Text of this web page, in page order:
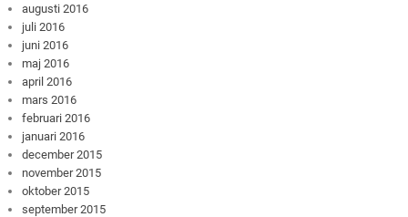
augusti 2016
juli 2016
juni 2016
maj 2016
april 2016
mars 2016
februari 2016
januari 2016
december 2015
november 2015
oktober 2015
september 2015